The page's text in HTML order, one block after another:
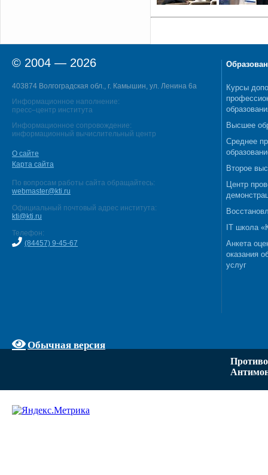
© 2004 — 2026
403874 Волгоградская обл., г. Камышин, ул. Ленина 6а
Информационное наполнение:
пресс–центр института
Информационное сопровождение:
информационный вычислительный центр
О сайте
Карта сайта
По вопросам работы сайта обращайтесь:
webmaster@kti.ru
Официальный почтовый адрес института:
kti@kti.ru
Телефон:
(84457) 9-45-67
Обычная версия
Курсы
Высшее
Среднее
Второе
Центр
IT школа
Анкета
оказания
услуг